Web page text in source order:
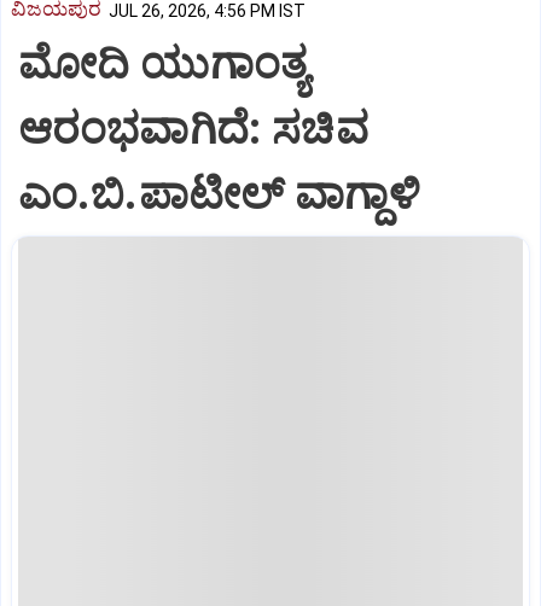
ವಿಜಯಪುರ JUL 26, 2026, 4:56 PM IST
ಮೋದಿ ಯುಗಾಂತ್ಯ
ಆರಂಭವಾಗಿದೆ: ಸಚಿವ
ಎಂ.ಬಿ.ಪಾಟೀಲ್ ವಾಗ್ದಾಳಿ